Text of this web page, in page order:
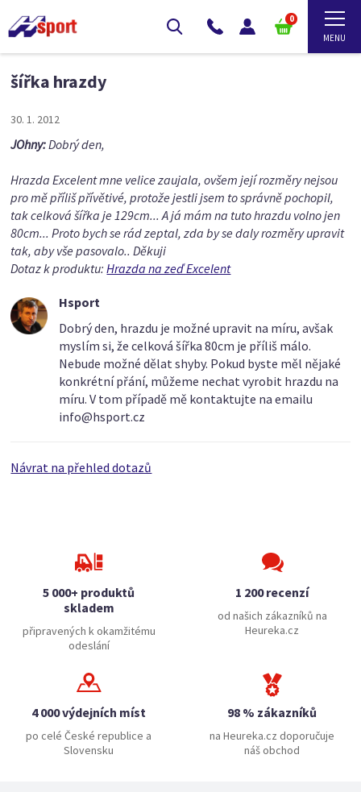
0
šířka hrazdy
30. 1. 2012
JOhny:Dobrý den,
Hrazda Excelent mne velice zaujala, ovšem její rozměry nejsou
pro mě příliš přívětivé, protože jestli jsem to správně pochopil,
tak celková šířka je 129cm... A já mám na tuto hrazdu volno jen
80cm... Proto bych se rád zeptal, zda by se daly rozměry upravit
tak, aby vše pasovalo.. Děkuji
Dotaz k produktu:Hrazda na zeď Excelent
Hsport
Dobrý den, hrazdu je možné upravit na míru, avšak
myslím si, že celková šířka 80cm je příliš málo.
Nebude možné dělat shyby. Pokud byste měl nějaké
konkrétní přání, můžeme nechat vyrobit hrazdu na
míru. V tom případě mě kontaktujte na emailu
info@hsport.cz
Návrat na přehled dotazů
5 000+ produktů
skladem
připravených k okamžitému
odeslání
1 200 recenzí
od našich zákazníků na
Heureka.cz
4 000 výdejních míst
po celé České republice a
Slovensku
98 % zákazníků
na Heureka.cz doporučuje
náš obchod